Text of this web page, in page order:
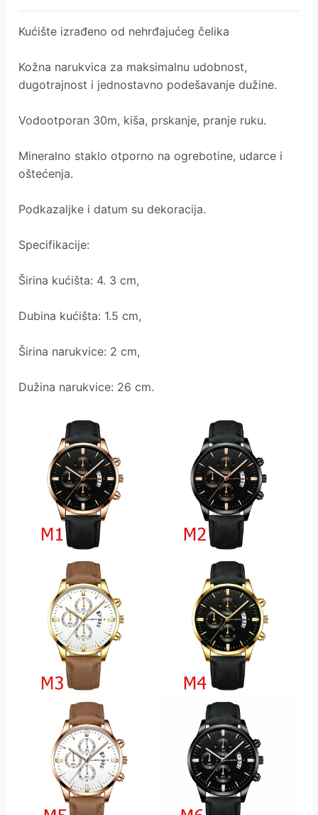
Kućište izrađeno od nehrđajućeg čelika
Kožna narukvica za maksimalnu udobnost,
dugotrajnost i jednostavno podešavanje dužine.
Vodootporan 30m, kiša, prskanje, pranje ruku.
Mineralno staklo otporno na ogrebotine, udarce i
oštećenja.
Podkazaljke i datum su dekoracija.
Specifikacije:
Širina kućišta: 4. 3 cm,
Dubina kućišta: 1.5 cm,
Širina narukvice: 2 cm,
Dužina narukvice: 26 cm.